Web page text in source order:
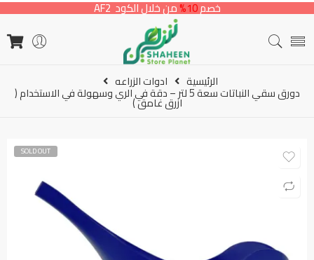
خصم10% من خلال الكود AF2
الرئيسية ادوات الزراعه
دورق سقي النباتات سعة 5 لتر – دقة في الري وسهولة في الاستخدام (
ازرق غامق )
SOLD OUT